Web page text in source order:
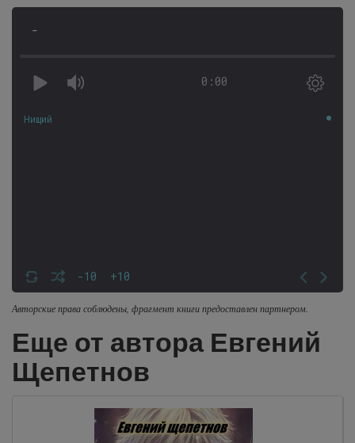
-
0:00
-10 +10
Нищий
Авторские права соблюдены, фрагмент книги предоставлен партнером.
Еще от автора Евгений
Щепетнов